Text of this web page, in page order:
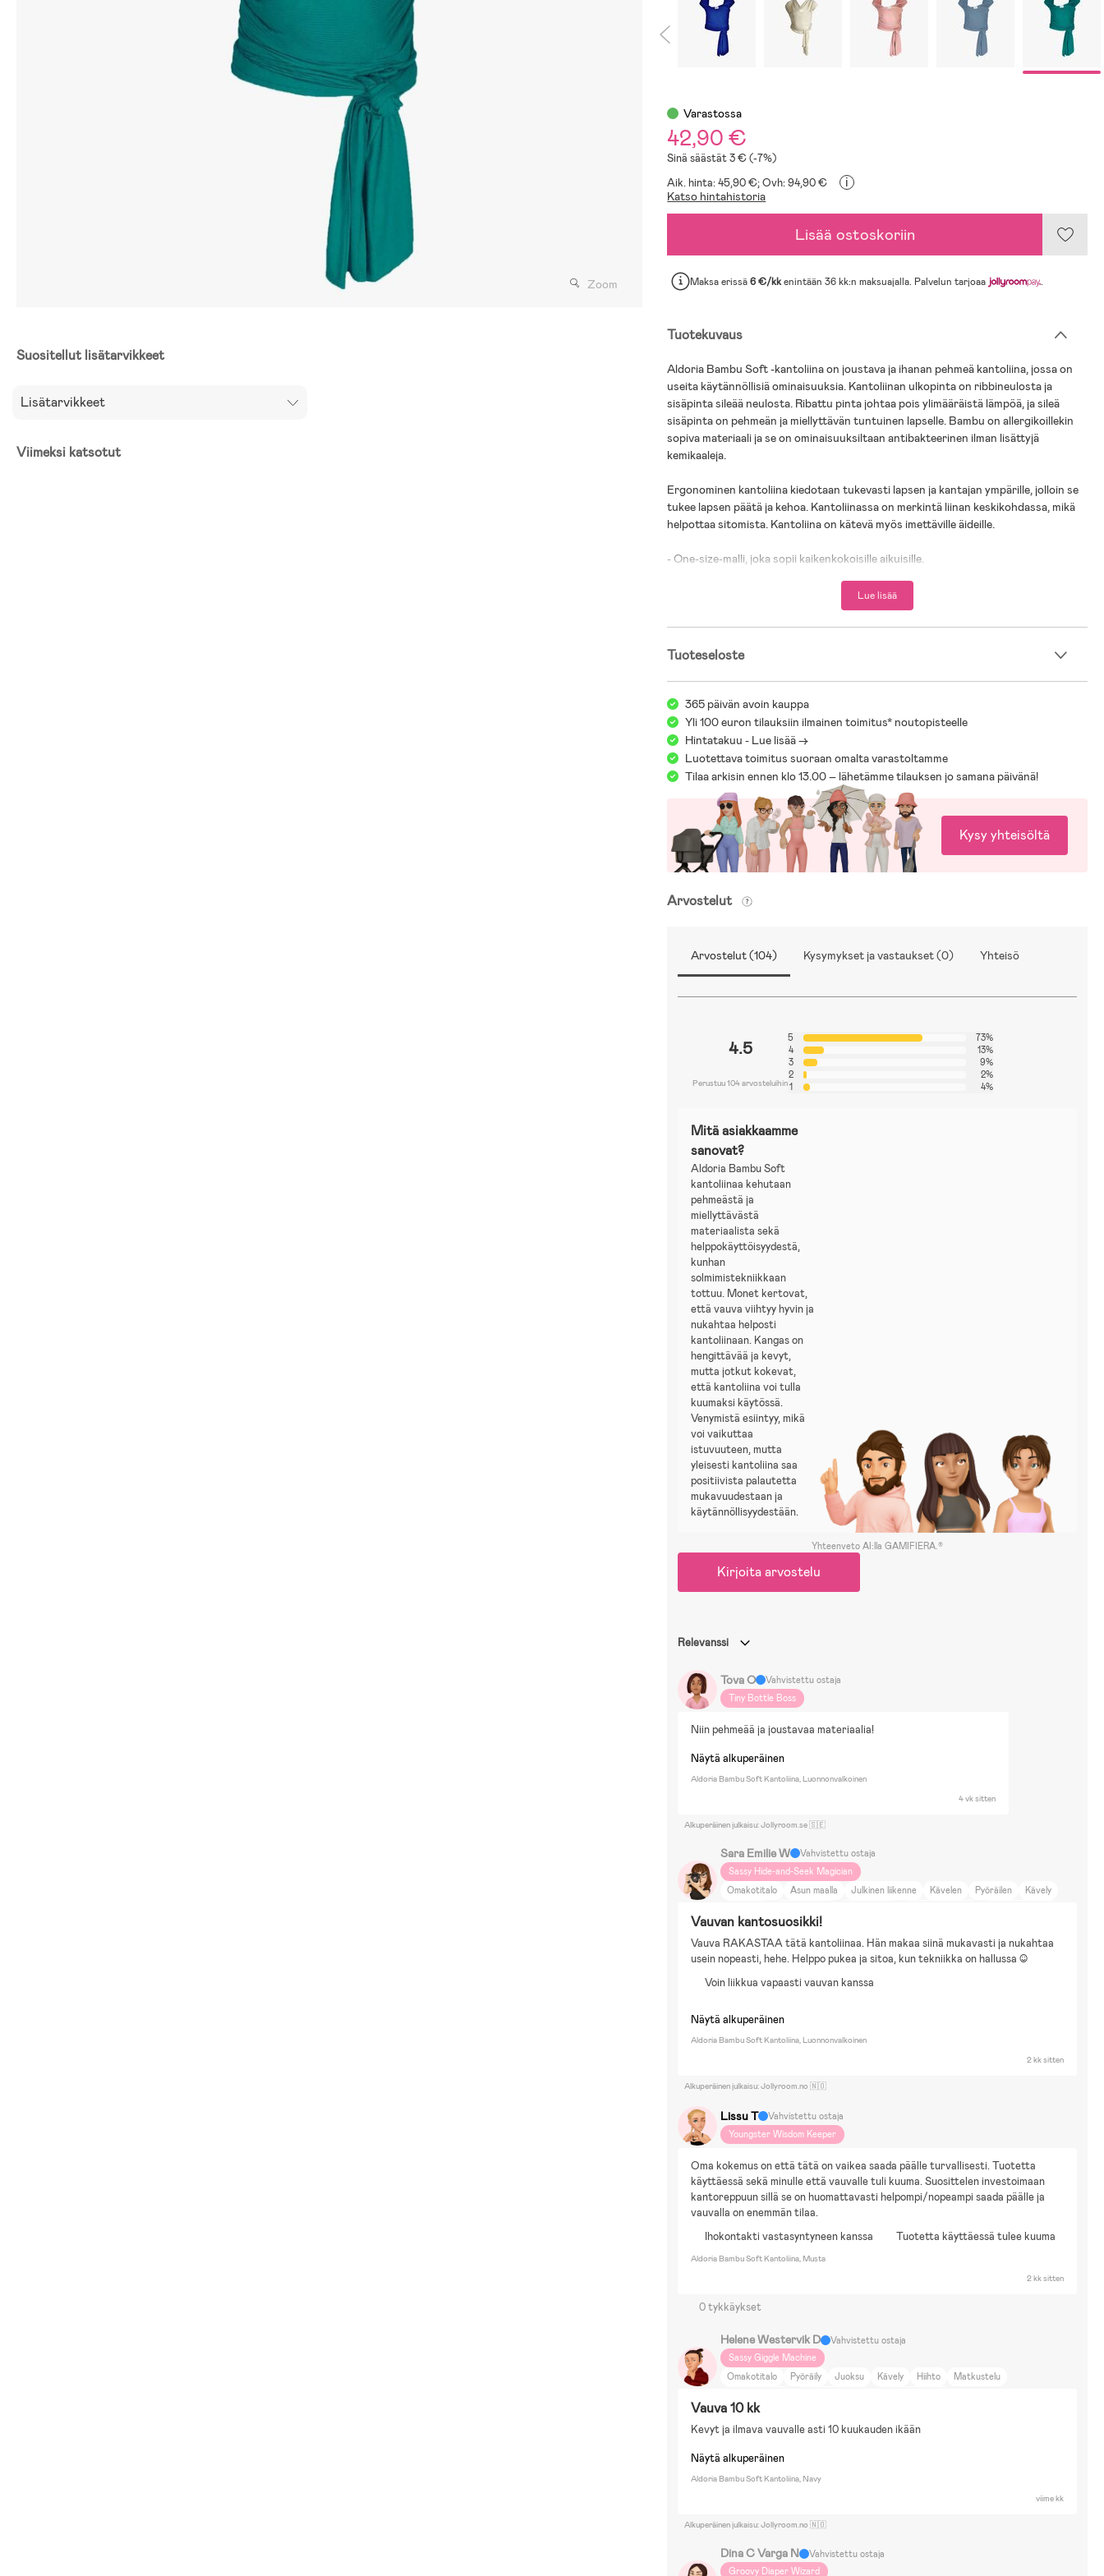
Zoom
Suositellut lisätarvikkeet
Lisätarvikkeet
Viimeksi katsotut
Varastossa
42,90 €
Sinä säästät 3 € (-7%)
Aik. hinta: 45,90 €;Ovh: 94,90 € i
Katso hintahistoria
Lisää ostoskoriin
Maksa erissä6 €/kkenintään 36 kk:n maksuajalla. Palvelun tarjoaa .
Tuotekuvaus
Aldoria Bambu Soft -kantoliina on joustava ja ihanan pehmeä kantoliina, jossa on
useita käytännöllisiä ominaisuuksia. Kantoliinan ulkopinta on ribbineulosta ja
sisäpinta sileää neulosta. Ribattu pinta johtaa pois ylimääräistä lämpöä, ja sileä
sisäpinta on pehmeän ja miellyttävän tuntuinen lapselle. Bambu on allergikoillekin
sopiva materiaali ja se on ominaisuuksiltaan antibakteerinen ilman lisättyjä
kemikaaleja.
Ergonominen kantoliina kiedotaan tukevasti lapsen ja kantajan ympärille, jolloin se
tukee lapsen päätä ja kehoa. Kantoliinassa on merkintä liinan keskikohdassa, mikä
helpottaa sitomista. Kantoliina on kätevä myös imettäville äideille.
- One-size-malli, joka sopii kaikenkokoisille aikuisille.
testivoittajaksi vuosina 2021, 2022 ja 2023.
Ikäsuositus: 0–12 kk.
Lue lisää
Tuoteseloste
365 päivän avoin kauppa
Yli 100 euron tilauksiin ilmainen toimitus* noutopisteelle
Hintatakuu - Lue lisää ->
Luotettava toimitus suoraan omalta varastoltamme
Tilaa arkisin ennen klo 13.00 – lähetämme tilauksen jo samana päivänä!
Kysy yhteisöltä
Arvostelut
Arvostelut (104) Kysymykset ja vastaukset (0) Yhteisö
4.5
Perustuu 104 arvosteluihin
5
73%
4
13%
3
9%
2
2%
1
4%
Mitä asiakkaamme
sanovat?
Aldoria Bambu Soft
kantoliinaa kehutaan
pehmeästä ja
miellyttävästä
materiaalista sekä
helppokäyttöisyydestä,
kunhan
solmimistekniikkaan
tottuu. Monet kertovat,
että vauva viihtyy hyvin ja
nukahtaa helposti
kantoliinaan. Kangas on
hengittävää ja kevyt,
mutta jotkut kokevat,
että kantoliina voi tulla
kuumaksi käytössä.
Venymistä esiintyy, mikä
voi vaikuttaa
istuvuuteen, mutta
yleisesti kantoliina saa
positiivista palautetta
mukavuudestaan ja
käytännöllisyydestään.
Yhteenveto AI:lla GAMIFIERA.®
Kirjoita arvostelu
Relevanssi
Tova O
Vahvistettu ostaja
Tiny Bottle Boss
Niin pehmeää ja joustavaa materiaalia!
Näytä alkuperäinen
Aldoria Bambu Soft Kantoliina, Luonnonvalkoinen
4 vk sitten
Alkuperäinen julkaisu: Jollyroom.se 🇸🇪
Sara Emilie W
Vahvistettu ostaja
Sassy Hide-and-Seek Magician
Omakotitalo
Asun maalla Julkinen liikenne Kävelen Pyöräilen
Kävely
Elokuvat ja kirjallisuus
Emmaljunga Sento Pro Ergo+ Outdoor (2026)
Vauvan kantosuosikki!
Vauva RAKASTAA tätä kantoliinaa. Hän makaa siinä mukavasti ja nukahtaa
usein nopeasti, hehe. Helppo pukea ja sitoa, kun tekniikka on hallussa ☺️
Voin liikkua vapaasti vauvan kanssa
Näytä alkuperäinen
Aldoria Bambu Soft Kantoliina, Luonnonvalkoinen
2 kk sitten
Alkuperäinen julkaisu: Jollyroom.no 🇳🇴
Lissu T
Vahvistettu ostaja
Youngster Wisdom Keeper
Oma kokemus on että tätä on vaikea saada päälle turvallisesti. Tuotetta
käyttäessä sekä minulle että vauvalle tuli kuuma. Suosittelen investoimaan
kantoreppuun sillä se on huomattavasti helpompi/nopeampi saada päälle ja
vauvalla on enemmän tilaa.
Ihokontakti vastasyntyneen kanssa
Tuotetta käyttäessä tulee kuuma
Aldoria Bambu Soft Kantoliina, Musta
2 kk sitten
0 tykkäykset
Helene Westervik D
Vahvistettu ostaja
Sassy Giggle Machine
Omakotitalo
Pyöräily Juoksu Kävely Hiihto
Matkustelu
Vauva 10 kk
Kevyt ja ilmava vauvalle asti 10 kuukauden ikään
Näytä alkuperäinen
Aldoria Bambu Soft Kantoliina, Navy
viime kk
Alkuperäinen julkaisu: Jollyroom.no 🇳🇴
Dina C Varga N
Vahvistettu ostaja
Groovy Diaper Wizard